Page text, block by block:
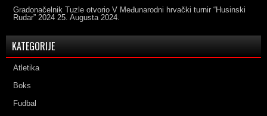
Gradonačelnik Tuzle otvorio V Međunarodni hrvački turnir “Husinski
Rudar” 2024 25. Augusta 2024.
KATEGORIJE
Atletika
Boks
Fudbal